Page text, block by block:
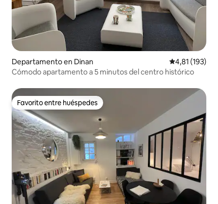
Departamento en Dinan Calificación
4,81 (193)
Cómodo apartamento a 5 minutos del centro histórico
Favorito entre huéspedes
Favorito entre huéspedes